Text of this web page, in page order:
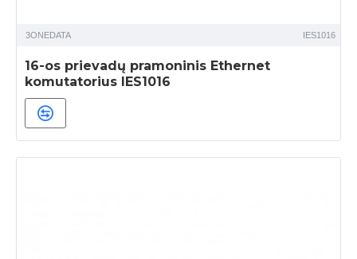
3ONEDATA IES1016
16-os prievadų pramoninis Ethernet
komutatorius IES1016